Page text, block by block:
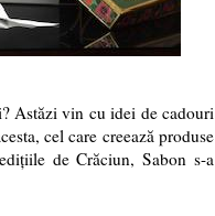
Astăzi vin cu idei de cadouri
cel care creează produse
de Crăciun, Sabon s-a